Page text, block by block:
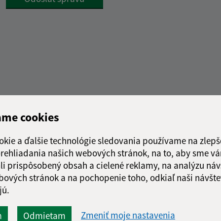
cookies
a ďalšie technológie sledovania používame na
našich webových stránok, na to, aby sme
prispôsobený obsah a cielené reklamy, na analýzu
stránok a na pochopenie toho, odkiaľ naši
Odmietam Zmeniť moje nastavenia
Rýchle odkazy:
Obecný úrad
Fotogaléria
Školstvo
RSS
web portál webhosting wbx, s.r.o. domény